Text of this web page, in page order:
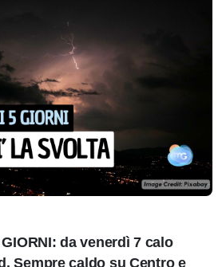
da venerdì 7 calo
Sempre caldo su Centro e